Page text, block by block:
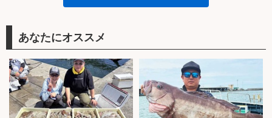
あなたにオススメ